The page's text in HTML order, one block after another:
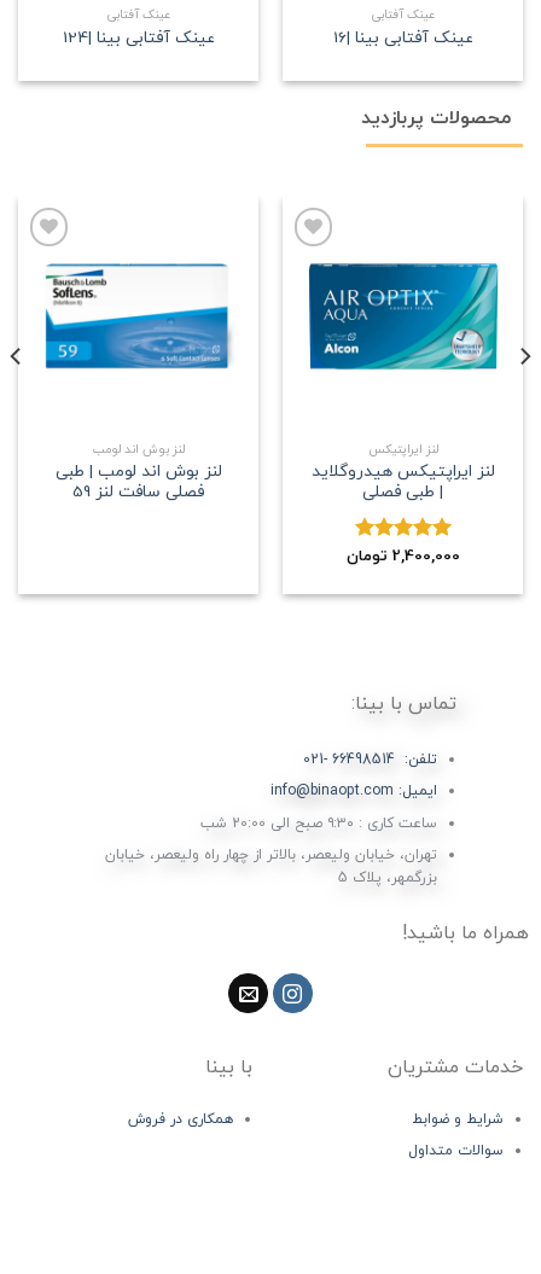
عینک آفتابی
عینک آفتابی بینا |16
عینک آفتابی
عینک آفتابی بینا |124
محصولات پربازدید
مندی
لنز ایراپتیکس
لنز ایراپتیکس هیدروگلاید
| طبی فصلی
نمره5.002,400,000 تومان
علاقه
مندی
لنز بوش اند لومب
لنز بوش اند لومب | طبی
فصلی سافت لنز 59
تماس با بینا:
تلفن: 66498514 -021
ایمیل: info@binaopt.com
ساعت کاری : ۹:۳۰ صبح الی 20:00 شب
تهران، خیابان ولیعصر، بالاتر از چهار راه ولیعصر، خیابان
بزرگمهر، پلاک 5
همراه ما باشید!
خدمات مشتریان
شرایط و ضوابط
سوالات متداول
با بینا
همکاری در فروش